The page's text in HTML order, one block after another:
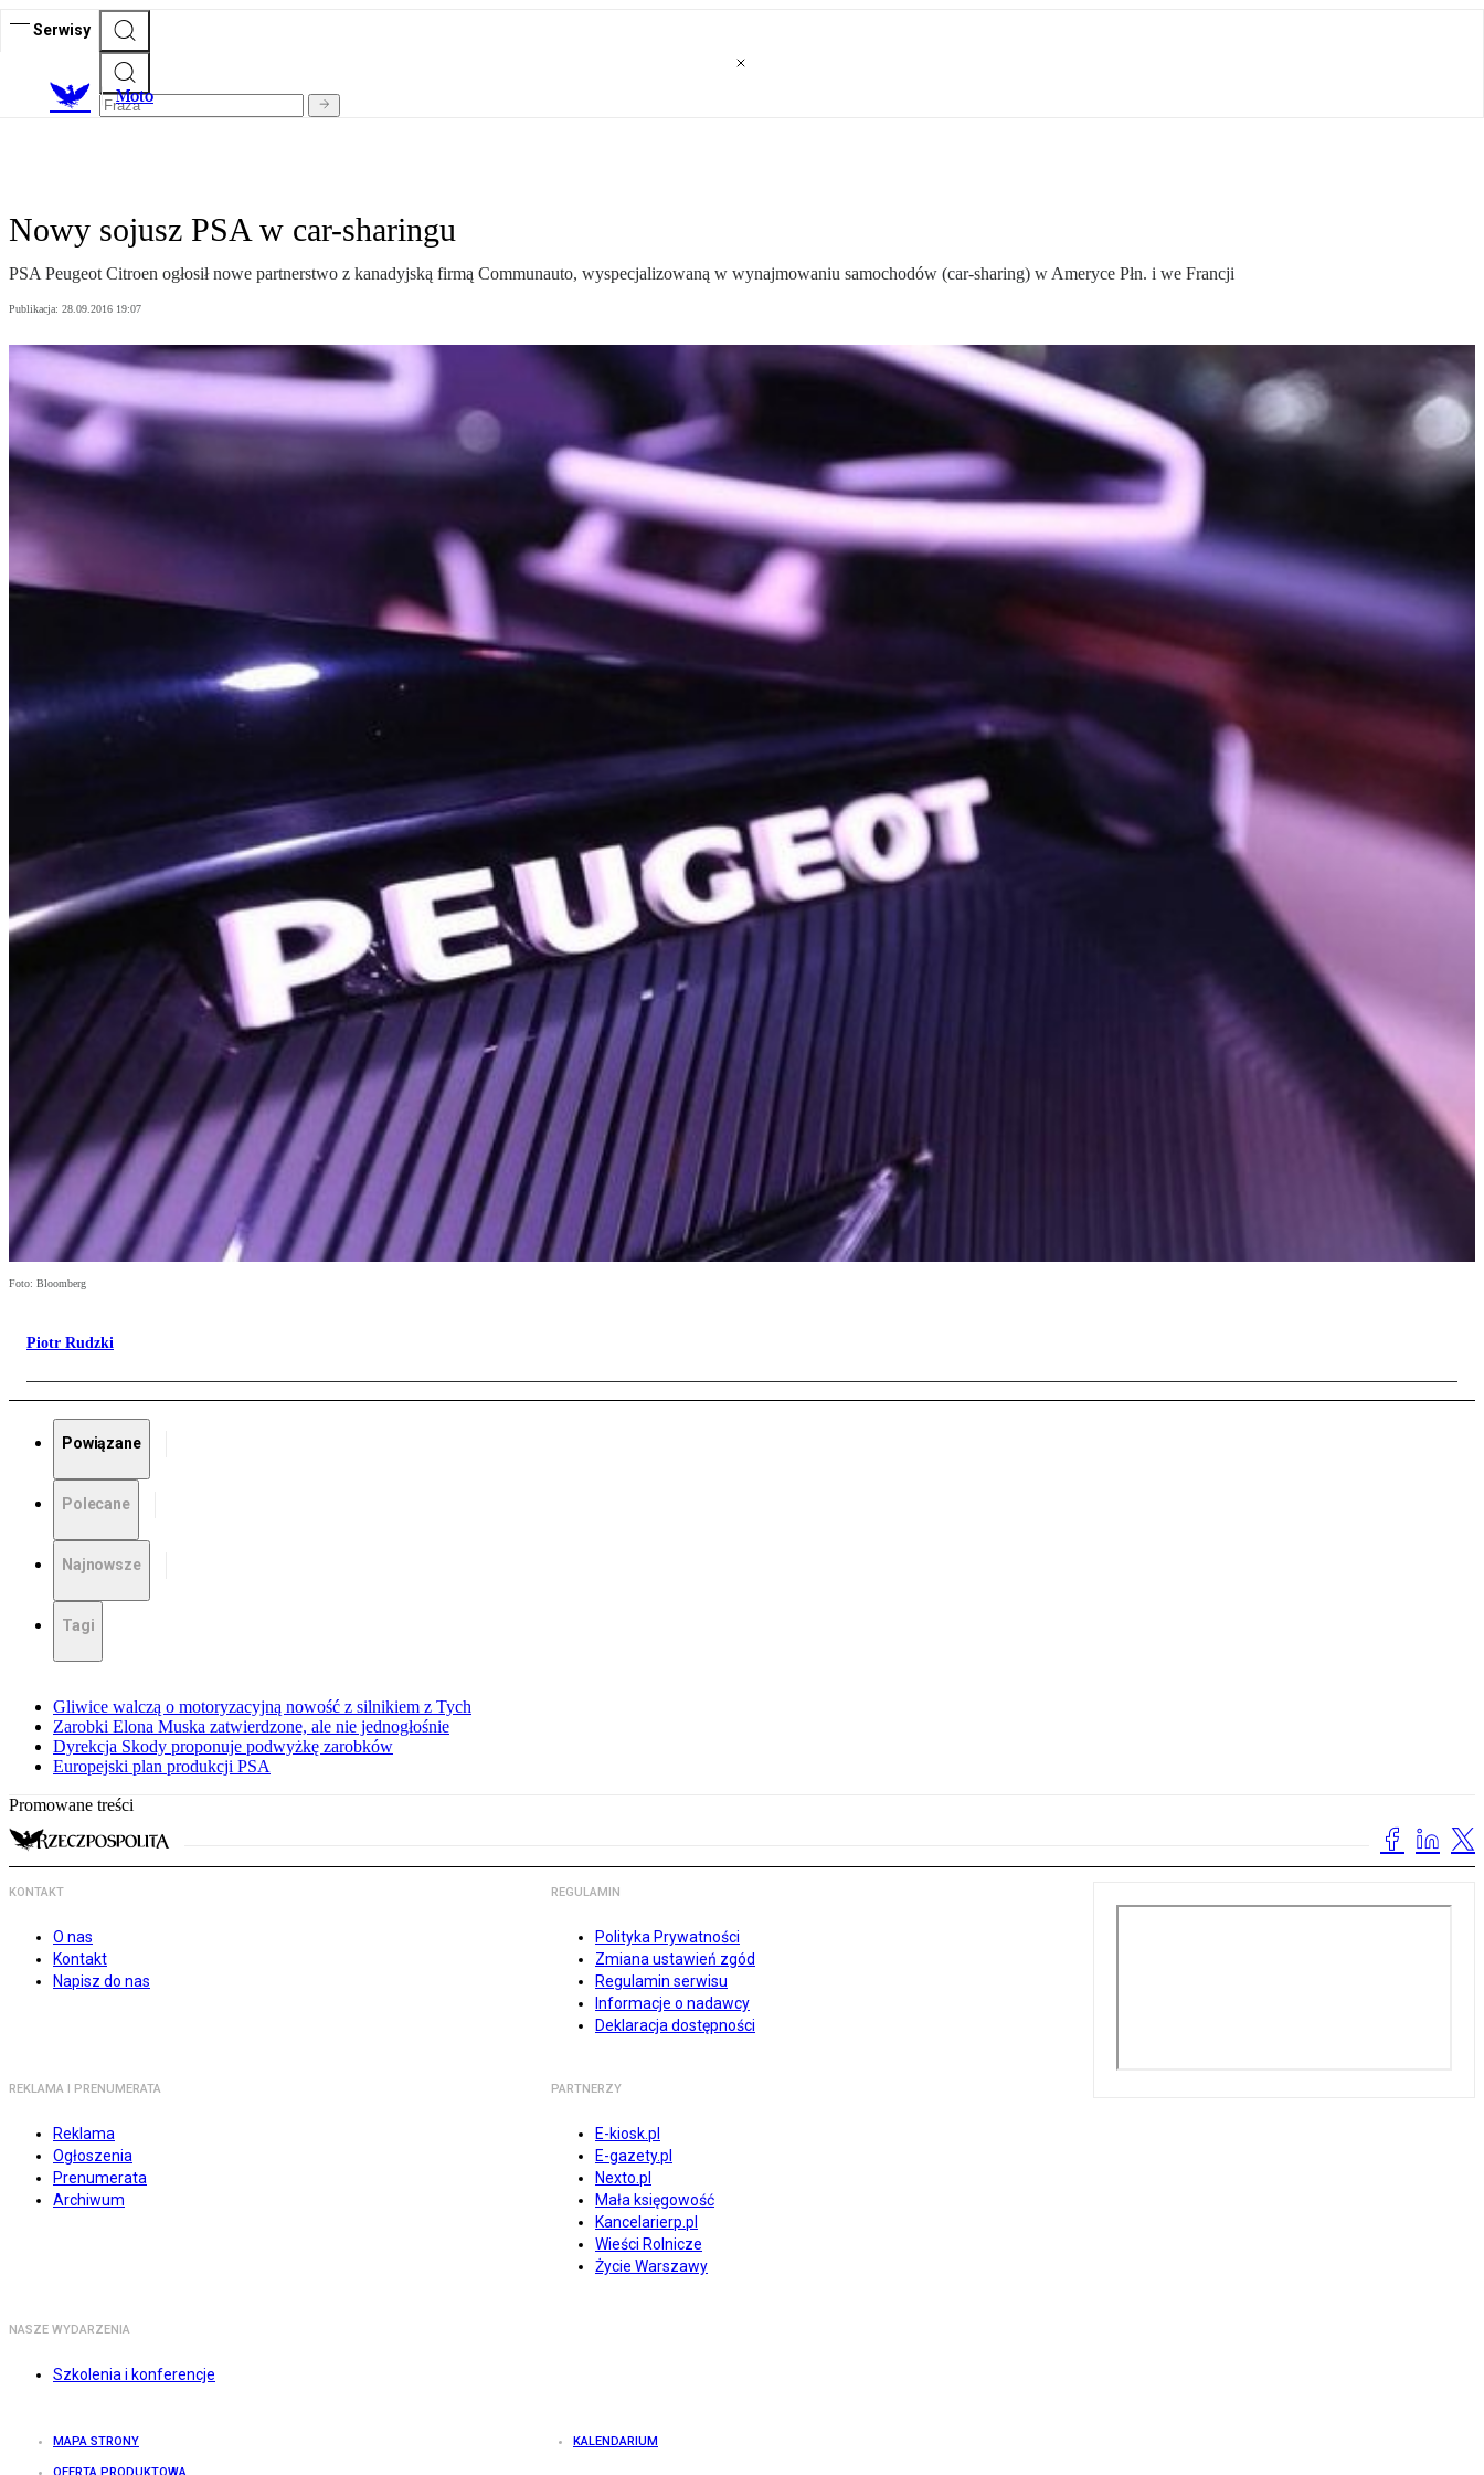
Serwisy
Moto
Nowy sojusz PSA w car-sharingu
PSA Peugeot Citroen ogłosił nowe partnerstwo z kanadyjską firmą Communauto, wyspecjalizowaną w wynajmowaniu samochodów (car-sharing) w Ameryce Płn. i we Francji
Publikacja: 28.09.2016 19:07
Foto: Bloomberg
Piotr Rudzki
Powiązane
Polecane
Najnowsze
Tagi
Gliwice walczą o motoryzacyjną nowość z silnikiem z Tych
Zarobki Elona Muska zatwierdzone, ale nie jednogłośnie
Dyrekcja Skody proponuje podwyżkę zarobków
Europejski plan produkcji PSA
Promowane treści
KONTAKT
O nas
Kontakt
Napisz do nas
REGULAMIN
Polityka Prywatności
Zmiana ustawień zgód
Regulamin serwisu
Informacje o nadawcy
Deklaracja dostępności
REKLAMA I PRENUMERATA
Reklama
Ogłoszenia
Prenumerata
Archiwum
PARTNERZY
E-kiosk.pl
E-gazety.pl
Nexto.pl
Mała księgowość
Kancelarierp.pl
Wieści Rolnicze
Życie Warszawy
NASZE WYDARZENIA
Szkolenia i konferencje
MAPA STRONY KALENDARIUM